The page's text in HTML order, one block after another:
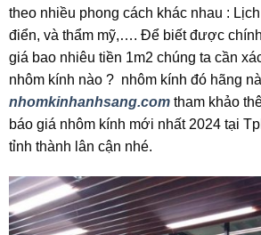
theo nhiều phong cách khác nhau :
điển, và thẩm mỹ,…. Để biết được
giá bao nhiêu tiền 1m2 chúng ta cần
nhôm kính nào ? nhôm kính đó hãng
nhomkinhanhsang.com‎ tham khảo
báo giá nhôm kính mới nhất 2024 tại
tỉnh thành lân cận nhé.